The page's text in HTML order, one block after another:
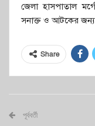
জেলা হাসপাতাল
সনাক্ত ও আটকের
Share
পূর্ববর্তী